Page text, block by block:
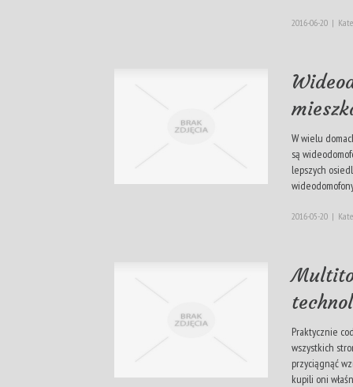
2016-06-20 |
W wielu
są
lepszych
2016-05-20 |
Praktycznie
wszystkich
przyciągnąć
kupili oni